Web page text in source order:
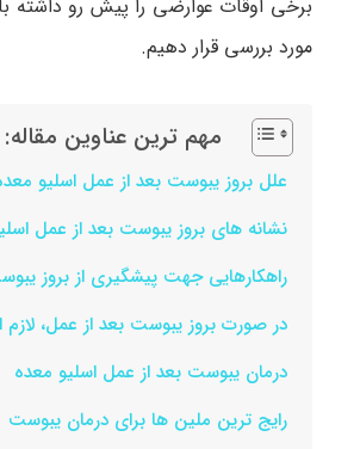
برخی اوقات عوارضی را پیش رو داشته
مورد بررسی قرار دهیم.
مهم ترین عناوین مقاله:
علل بروز یبوست بعد از عمل اسلیو
نشانه های بروز یبوست بعد از عمل
راهکارهایی جهت پیشگیری از بروز
در صورت بروز یبوست بعد از عمل،
درمان یبوست بعد از عمل اسلیو معده
رایج ترین ملین ها برای درمان یبوست